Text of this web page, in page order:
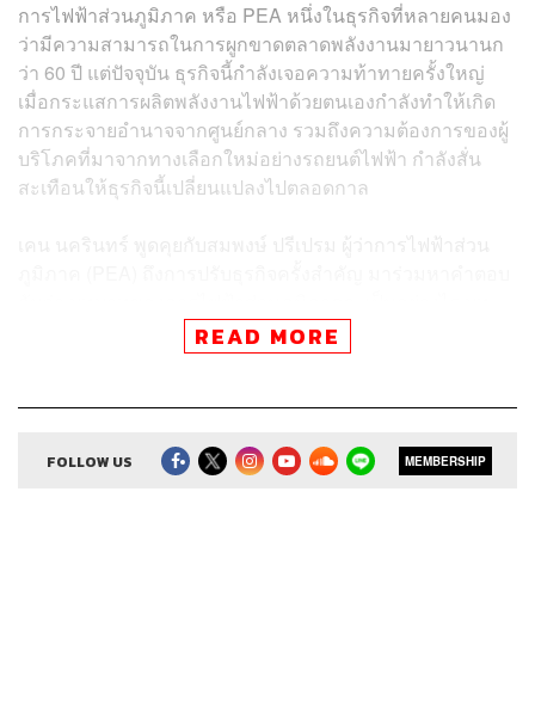
การไฟฟ้าส่วนภูมิภาค หรือ PEA หนึ่งในธุรกิจที่หลายคนมอง
ว่ามีความสามารถในการผูกขาดตลาดพลังงานมายาวนานก
ว่า 60 ปี แต่ปัจจุบัน ธุรกิจนี้กำลังเจอความท้าทายครั้งใหญ่
เมื่อกระแสการผลิตพลังงานไฟฟ้าด้วยตนเองกำลังทำให้เกิด
การกระจายอำนาจจากศูนย์กลาง รวมถึงความต้องการของผู้
บริโภคที่มาจากทางเลือกใหม่อย่างรถยนต์ไฟฟ้า กำลังสั่น
สะเทือนให้ธุรกิจนี้เปลี่ยนแปลงไปตลอดกาล
เรียนอะไรที่เขาได้เรียนรู้จากการทรานฟอร์มองค์กร และ
แผนเดินหน้าต่อหลังจากนี้จะมุ่งไปทางไหน ใน The Secret
READ MORE
FOLLOW US MEMBERSHIP